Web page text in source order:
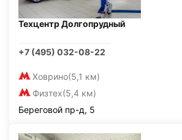
Техцентр Долгопрудный
+7 (495) 032-08-22
Ховрино(5,1 км)
Физтех(5,4 км)
Береговой пр-д, 5